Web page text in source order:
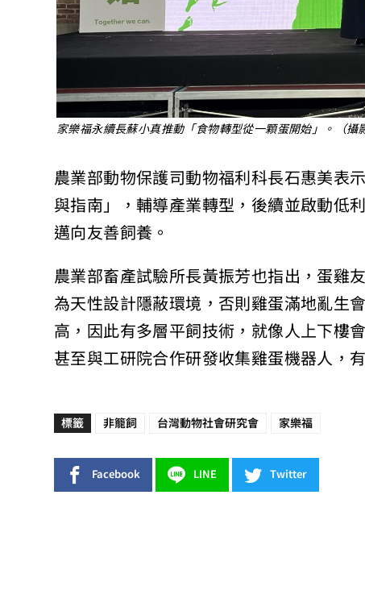
家樂福永續長蘇小真推動「食物轉型從一顆蛋開始」。（攝
農業部動物保護司動物福利科長石惠美
與指南」，輔導產業轉型，後續並啟動
邁向友善飼養。
農業部畜產試驗所長黃振芳也指出，蛋
為天性設計隱蔽環境，否則雞蛋滿地亂
高，因此有多層平飼技術，就像人上下
甚至與工研院合作研發收集雞蛋機器人，
標籤 非籠飼 台灣動物社會研究會 家樂福
Facebook LINE Twitter